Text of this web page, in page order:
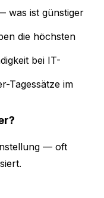
was ist günstiger
die höchsten
bei IT-
Tagessätze im
— oft